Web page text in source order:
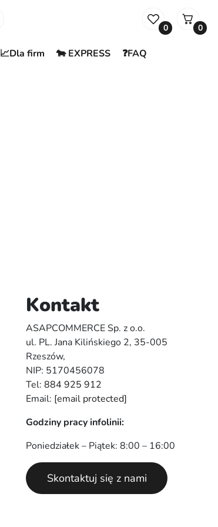
0 0
📈Dla firm 🐄 EXPRESS ❓FAQ
Kontakt
ASAPCOMMERCE Sp. z o.o.
ul. PL. Jana Kilińskiego 2, 35-005
Rzeszów,
NIP: 5170456078
Tel: 884 925 912
Email: [email protected]
Godziny pracy infolinii:
Poniedziałek – Piątek: 8:00 – 16:00
Skontaktuj się z nami